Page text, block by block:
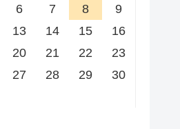
6 7 8
9
13 14 15
16
20 21 22
23
27 28 29
30